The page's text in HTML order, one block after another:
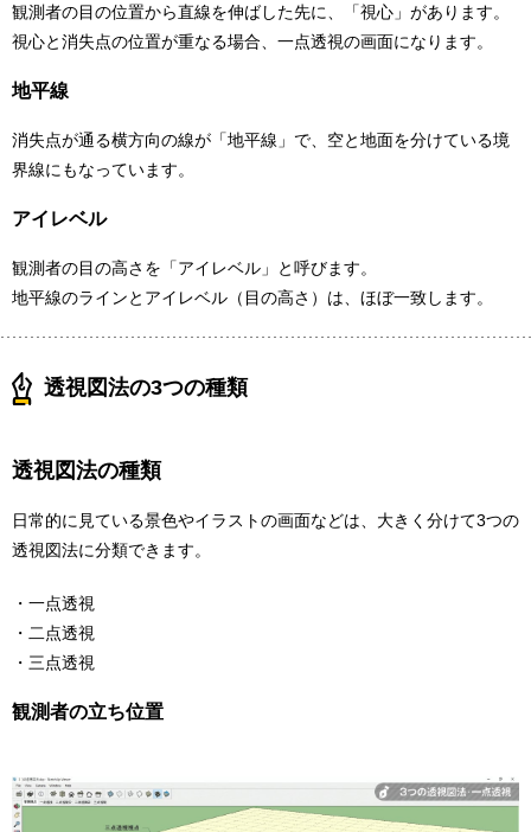
観測者の目の位置から直線を伸ばした先に、「視心」があります。
視心と消失点の位置が重なる場合、一点透視の画面になります。
地平線
消失点が通る横方向の線が「地平線」で、空と地面を分けている境
界線にもなっています。
アイレベル
観測者の目の高さを「アイレベル」と呼びます。
地平線のラインとアイレベル（目の高さ）は、ほぼ一致します。
透視図法の3つの種類
透視図法の種類
日常的に見ている景色やイラストの画面などは、大きく分けて3つの
透視図法に分類できます。
・一点透視
・二点透視
・三点透視
観測者の立ち位置